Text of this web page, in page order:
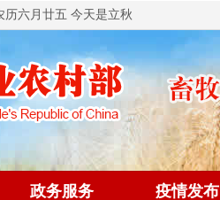
历六月廿五 今天是立秋
政务服务 疫情发布